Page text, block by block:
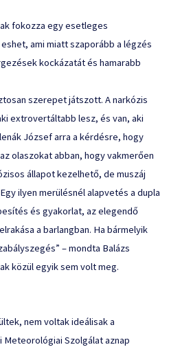
fokozza egy esetleges
ami miatt szaporább a légzés
kockázatát és hamarabb
szerepet játszott. A narkózis
extrovertáltabb lesz, és van, aki
József arra a kérdésre, hogy
olaszokat abban, hogy vakmerően
állapot kezelhető, de muszáj
ilyen merülésnél alapvetés a dupla
és gyakorlat, az elegendő
a barlangban. Ha bármelyik
– mondta Balázs
közül egyik sem volt meg.
nem voltak ideálisak a
Szolgálat aznap